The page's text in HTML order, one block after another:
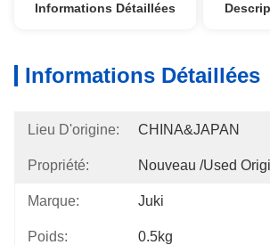
Informations Détaillées
Informations Détaillées
Lieu D'origine: CHINA&JAPAN
Propriété: Nouveau /used
Marque: Juki
Poids: 0.5kg